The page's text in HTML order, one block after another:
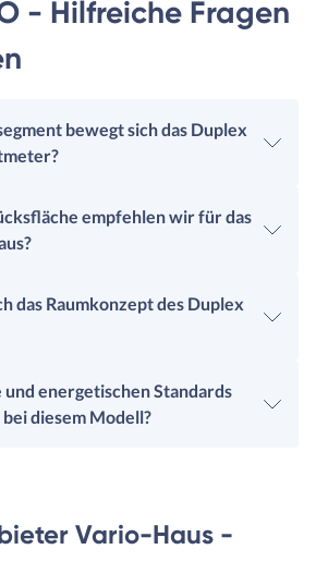
- Hilfreiche Fragen
bewegt sich das Duplex
empfehlen wir für das
das Raumkonzept des Duplex
energetischen Standards
diesem Modell?
Vario-Haus -